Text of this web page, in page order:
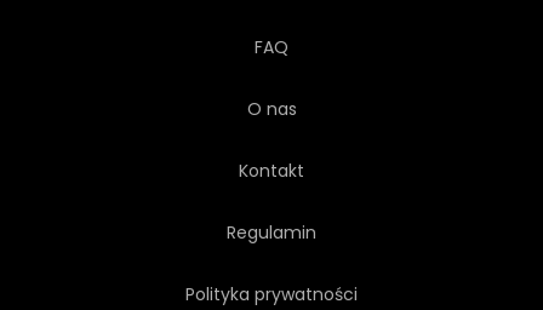
FAQ
O nas
Kontakt
Regulamin
Polityka prywatności